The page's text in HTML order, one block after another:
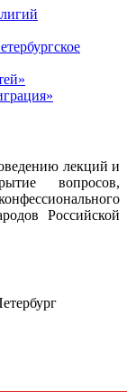
лекций и
вопросов,
Российской